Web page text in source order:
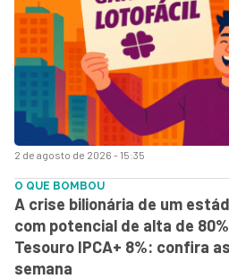
2 de agosto de 2026 - 15:35
O QUE BOMBOU
A crise bilionária de um
com potencial de alta de
Tesouro IPCA+ 8%: confira
semana